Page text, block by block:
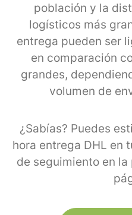
población y la
logísticos más
entrega pueden ser
en comparación
grandes,
volumen de
¿Sabías? Puedes
hora entrega DHL en
de seguimiento en